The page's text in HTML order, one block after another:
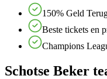
150% Geld
Beste tickets en
Champions
Schotse Beker